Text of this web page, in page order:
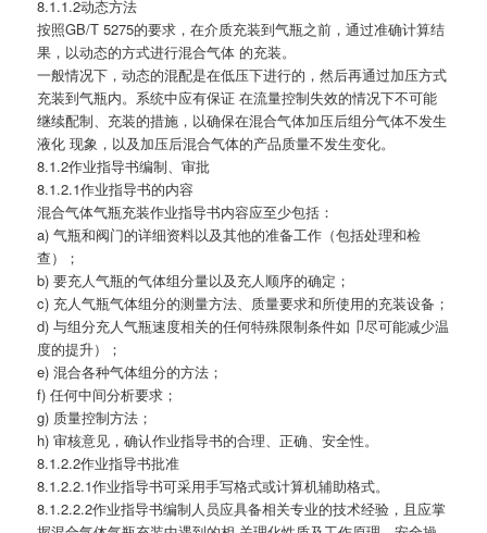
8.1.1.2动态方法
按照GB/T 5275的要求，在介质充装到气瓶之前，通过准确计算结
果，以动态的方式进行混合气体 的充装。
一般情况下，动态的混配是在低压下进行的，然后再通过加压方式
充装到气瓶内。系统中应有保证 在流量控制失效的情况下不可能
继续配制、充装的措施，以确保在混合气体加压后组分气体不发生
液化 现象，以及加压后混合气体的产品质量不发生变化。
8.1.2作业指导书编制、审批
8.1.2.1作业指导书的内容
混合气体气瓶充装作业指导书内容应至少包括：
a) 气瓶和阀门的详细资料以及其他的准备工作（包括处理和检
查）；
b) 要充人气瓶的气体组分量以及充人顺序的确定；
c) 充人气瓶气体组分的测量方法、质量要求和所使用的充装设备；
d) 与组分充人气瓶速度相关的任何特殊限制条件如卩尽可能减少温
度的提升）；
e) 混合各种气体组分的方法；
f) 任何中间分析要求；
g) 质量控制方法；
h) 审核意见，确认作业指导书的合理、正确、安全性。
8.1.2.2作业指导书批准
8.1.2.2.1作业指导书可采用手写格式或计算机辅助格式。
8.1.2.2.2作业指导书编制人员应具备相关专业的技术经验，且应掌